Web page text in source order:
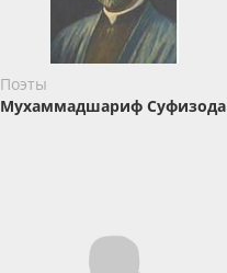
Поэты
Мухаммадшариф Суфизода